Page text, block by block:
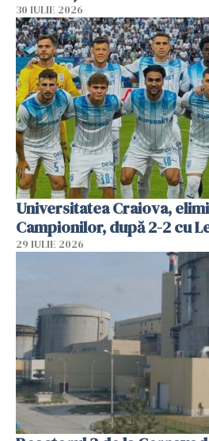
30 IULIE 2026
Universitatea Craiova,
Campionilor, după 2-2 cu
29 IULIE 2026